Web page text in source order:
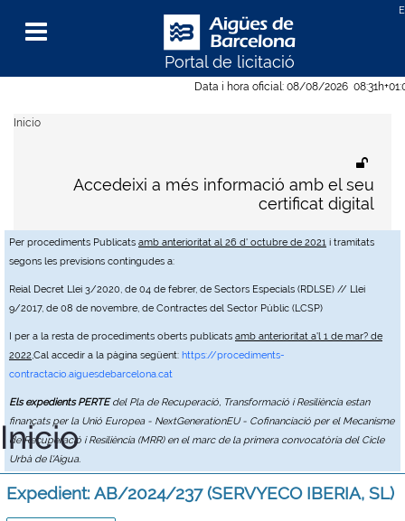
Data i hora oficial: 08/08/2026 08:31h
Per procediments Publicats amb anterioritat al 26 d' octubre de 2021 i tramitats
segons les previsions contingudes a:
Reial Decret Llei 3/2020, de 04 de febrer, de Sectors Especials (RDLSE) // Llei
9/2017, de 08 de novembre, de Contractes del Sector Públic (LCSP)
I per a la resta de procediments oberts publicats amb anterioritat a'l 1 de mar? de
2022,Cal accedir a la pàgina següent: https://procediments-
contractacio.aiguesdebarcelona.cat
Els expedients PERTEdel Pla de Recuperació, Transformació i Resiliència estan
finançats per la Unió Europea - NextGenerationEU - Cofinanciació per el Mecanisme
de Recuperació i Resiliència (MRR) en el marc de la primera convocatòria del Cicle
Urbà de l'Aigua.
Portal de licitació
Menu
Accedeixi a més informació amb el seu
certificat digital
Inicio
Inicio
Expedient: AB/2024/237 (SERVYECO IBERIA, SL)